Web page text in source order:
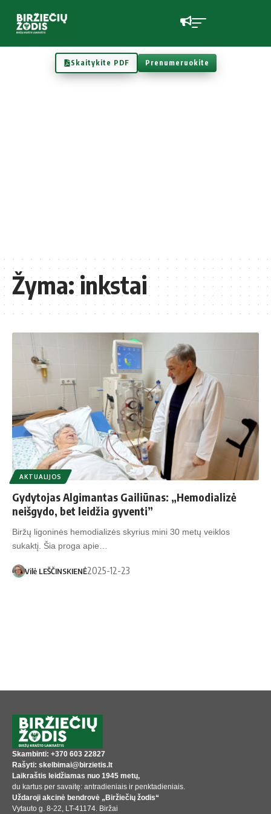
Skaitykite PDF Prenumeruokite
Žyma:inkstai
AKTUALIJOS
Gydytojas Algimantas Gailiūnas: „Hemodializė
neišgydo, bet leidžia gyventi”
Biržų ligoninės hemodializės skyrius mini 30 metų veiklos
sukaktį. Šia proga apie…
Vilė LEŠČINSKIENĖ2025-12-23
Skambinti: +370 603 22827
Rašyti: skelbimai@birzietis.lt
Laikraštis leidžiamas nuo 1945 metų,
du kartus per savaitę: antradieniais ir penktadieniais.
Uždaroji akcinė bendrovė „Biržiečių žodis“
Vytauto g. 8-22, LT-41174. Biržai